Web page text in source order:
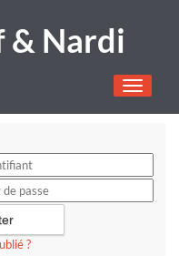
& Nardi
Toggle
?